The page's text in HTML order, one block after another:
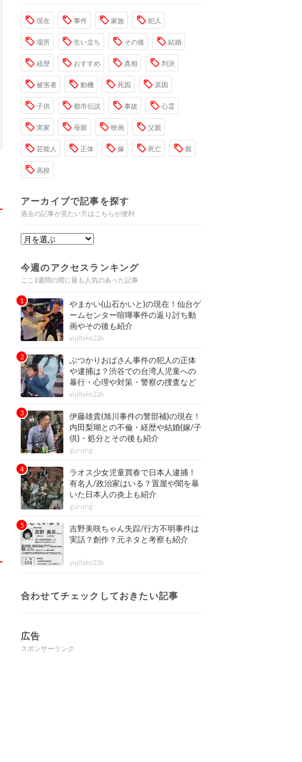
現在 事件 家族 犯人
場所 生い立ち その後 結婚
経歴 おすすめ 真相 判決
被害者 動機 死因 原因
子供 都市伝説 事故 心霊
実家 母親 映画 父親
芸能人 正体 嫁 死亡 親
高校
アーカイブで記事を探す
過去の記事が見たい方はこちらが便利
今週のアクセスランキング
ここ1週間の間に最も人気のあった記事
やまかい(山石かいと)の現在！仙台ゲ
ームセンター喧嘩事件の返り討ち動
画やその後も紹介
yujitake226
ぶつかりおばさん事件の犯人の正体
や逮捕は？渋谷での台湾人児童への
暴行・心理や対策・警察の捜査など
その後も紹介
yujitake226
伊藤雄貴(旭川事件の警部補)の現在！
内田梨瑚との不倫・経歴や結婚(嫁/子
供)・処分とその後も紹介
gurung
ラオス少女児童買春で日本人逮捕！
有名人/政治家はいる？置屋や闇を暴
いた日本人の炎上も紹介
gurung
吉野美咲ちゃん失踪/行方不明事件は
実話？創作？元ネタと考察も紹介
yujitake226
合わせてチェックしておきたい記事
広告
スポンサーリンク